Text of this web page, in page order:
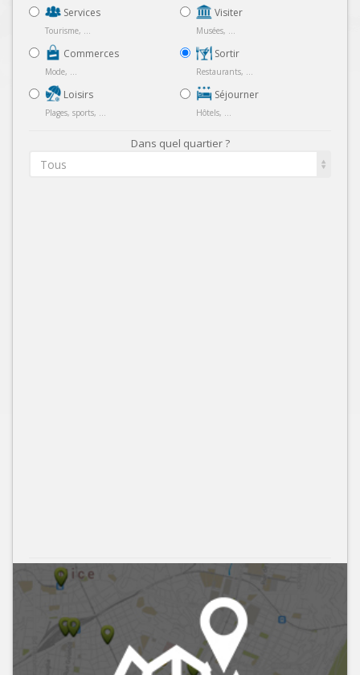
Services
Tourisme, ...
Commerces
Mode, ...
Loisirs
Plages, sports, ...
Visiter
Musées, ...
Sortir
Restaurants, ...
Séjourner
Hôtels, ...
Dans quel quartier ?
Tous